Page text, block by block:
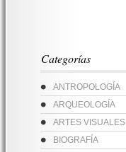
Categorías
ANTROPOLOGÍA
ARQUEOLOGÍA
ARTES VISUALES
BIOGRAFÍA